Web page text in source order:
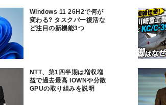
Windows 11 26H2で何が
変わる? タスクバー復活な
ど注目の新機能3つ
NTT、第1四半期は増収増
益で過去最高 IOWNや分散
GPUの取り組みを説明